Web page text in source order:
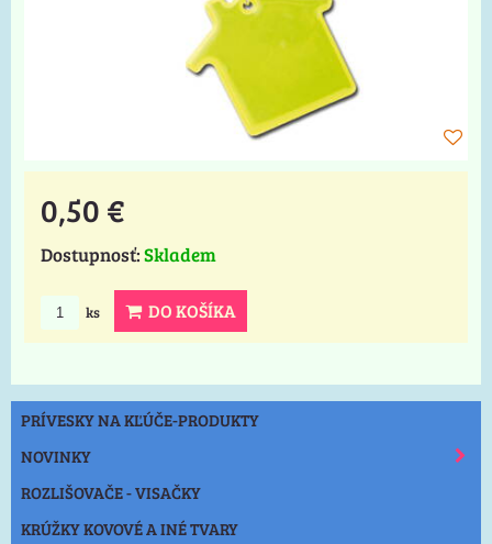
0,50 €
Dostupnosť:Skladem
ks DO KOŠÍKA
PRÍVESKY NA KĽÚČE-PRODUKTY
NOVINKY
ROZLIŠOVAČE - VISAČKY
KRÚŽKY KOVOVÉ A INÉ TVARY